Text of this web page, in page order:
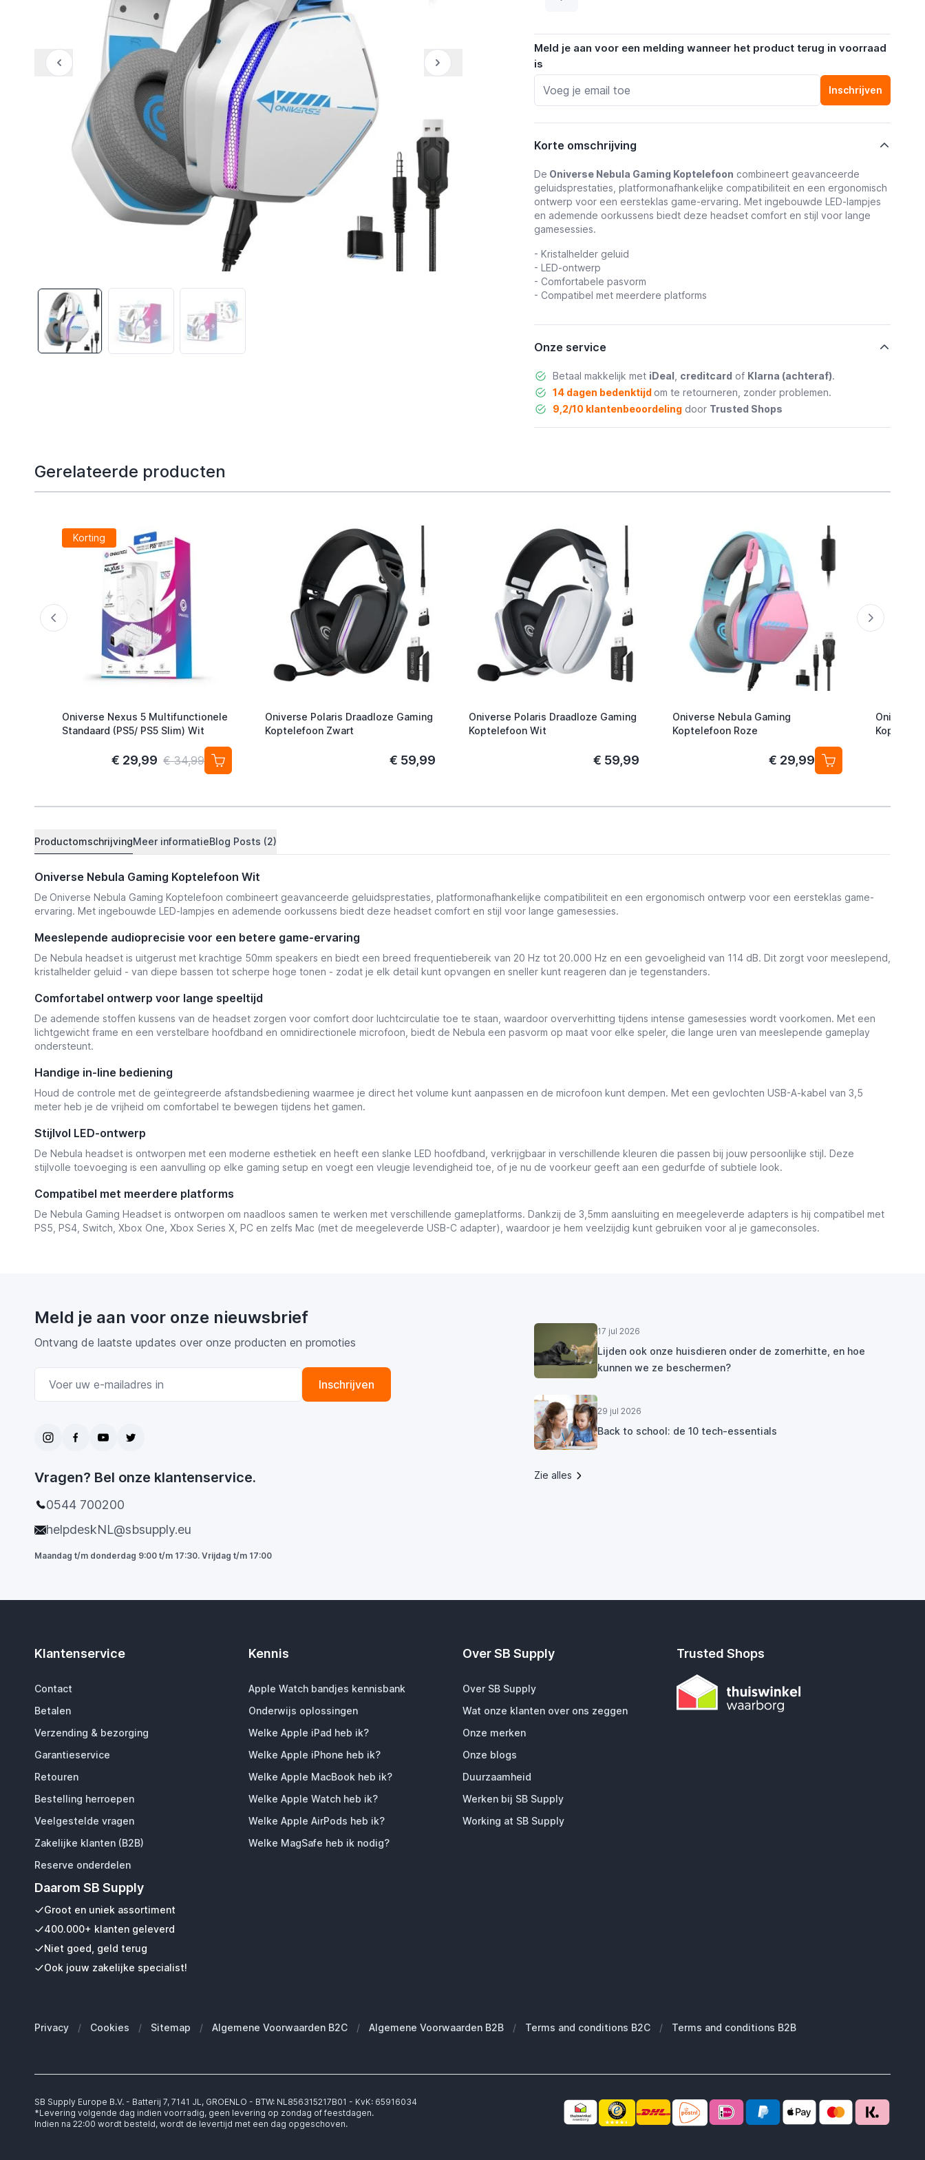
Meld je aan voor een melding wanneer het product terug in voorraad
is
Inschrijven
Korte omschrijving
De Oniverse Nebula Gaming Koptelefoon combineert geavanceerde
geluidsprestaties, platformonafhankelijke compatibiliteit en een ergonomisch
ontwerp voor een eersteklas game-ervaring. Met ingebouwde LED-lampjes
en ademende oorkussens biedt deze headset comfort en stijl voor lange
gamesessies.
- Kristalhelder geluid
- LED-ontwerp
- Comfortabele pasvorm
- Compatibel met meerdere platforms
Onze service
Betaal makkelijk met iDeal creditcard of Klarna (achteraf).
14 dagen bedenktijd om te retourneren, zonder problemen.
9,2/10 klantenbeoordelingdoor Trusted Shops
Gerelateerde producten
Korting
Oniverse Nexus 5 Multifunctionele
Standaard (PS5/ PS5 Slim) Wit
€ 29,99 € 34,99
Oniverse Polaris Draadloze Gaming
Koptelefoon Zwart
€ 59,99
Oniverse Polaris Draadloze Gaming
Koptelefoon Wit
€ 59,99
Oniverse Nebula Gaming
Koptelefoon Roze
€ 29,99
Oniverse
ProductomschrijvingMeer informatieBlog Posts (2)
Oniverse Nebula Gaming Koptelefoon Wit
De Oniverse Nebula Gaming Koptelefoon combineert geavanceerde geluidsprestaties, platformonafhankelijke compatibiliteit en een ergonomisch ontwerp voor een eersteklas game-
ervaring. Met ingebouwde LED-lampjes en ademende oorkussens biedt deze headset comfort en stijl voor lange gamesessies.
Meeslepende audioprecisie voor een betere game-ervaring
De Nebula headset is uitgerust met krachtige 50mm speakers en biedt een breed frequentiebereik van 20 Hz tot 20.000 Hz en een gevoeligheid van 114 dB. Dit zorgt voor meeslepend,
kristalhelder geluid - van diepe bassen tot scherpe hoge tonen - zodat je elk detail kunt opvangen en sneller kunt reageren dan je tegenstanders.
Comfortabel ontwerp voor lange speeltijd
De ademende stoffen kussens van de headset zorgen voor comfort door luchtcirculatie toe te staan, waardoor oververhitting tijdens intense gamesessies wordt voorkomen. Met een
lichtgewicht frame en een verstelbare hoofdband en omnidirectionele microfoon, biedt de Nebula een pasvorm op maat voor elke speler, die lange uren van meeslepende gameplay
ondersteunt.
Handige in-line bediening
Houd de controle met de geïntegreerde afstandsbediening waarmee je direct het volume kunt aanpassen en de microfoon kunt dempen. Met een gevlochten USB-A-kabel van 3,5
meter heb je de vrijheid om comfortabel te bewegen tijdens het gamen.
Stijlvol LED-ontwerp
De Nebula headset is ontworpen met een moderne esthetiek en heeft een slanke LED hoofdband, verkrijgbaar in verschillende kleuren die passen bij jouw persoonlijke stijl. Deze
stijlvolle toevoeging is een aanvulling op elke gaming setup en voegt een vleugje levendigheid toe, of je nu de voorkeur geeft aan een gedurfde of subtiele look.
Compatibel met meerdere platforms
De Nebula Gaming Headset is ontworpen om naadloos samen te werken met verschillende gameplatforms. Dankzij de 3,5mm aansluiting en meegeleverde adapters is hij compatibel met
PS5, PS4, Switch, Xbox One, Xbox Series X, PC en zelfs Mac (met de meegeleverde USB-C adapter), waardoor je hem veelzijdig kunt gebruiken voor al je gameconsoles.
Meld je aan voor onze nieuwsbrief
Ontvang de laatste updates over onze producten en promoties
Inschrijven
Vragen? Bel onze klantenservice.
0544 700200
helpdeskNL@sbsupply.eu
Maandag t/m donderdag 9:00 t/m 17:30. Vrijdag t/m 17:00
17 jul 2026
Lijden ook onze huisdieren onder de zomerhitte, en hoe
kunnen we ze beschermen?
29 jul 2026
Back to school: de 10 tech-essentials
Zie alles
Klantenservice
Contact
Betalen
Verzending & bezorging
Garantieservice
Retouren
Bestelling herroepen
Veelgestelde vragen
Zakelijke klanten (B2B)
Reserve onderdelen
Daarom SB Supply
Groot en uniek assortiment
400.000+ klanten geleverd
Niet goed, geld terug
Ook jouw zakelijke specialist!
Kennis
Apple Watch bandjes kennisbank
Onderwijs oplossingen
Welke Apple iPad heb ik?
Welke Apple iPhone heb ik?
Welke Apple MacBook heb ik?
Welke Apple Watch heb ik?
Welke Apple AirPods heb ik?
Welke MagSafe heb ik nodig?
Over SB Supply
Over SB Supply
Wat onze klanten over ons zeggen
Onze merken
Onze blogs
Duurzaamheid
Werken bij SB Supply
Working at SB Supply
Trusted Shops
Privacy / Cookies / Sitemap / Algemene Voorwaarden B2C / Algemene Voorwaarden B2B / Terms and conditions B2C / Terms and conditions B2B
SB Supply Europe B.V. - Batterij 7, 7141 JL, GROENLO - BTW: NL856315217B01 - KvK: 65916034
*Levering volgende dag indien voorradig, geen levering op zondag of feestdagen.
Indien na 22:00 wordt besteld, wordt de levertijd met een dag opgeschoven.